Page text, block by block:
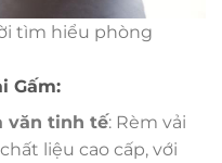
tìm hiểu phòng
Gấm:
văn tinh tế: Rèm vải
liệu cao cấp, với